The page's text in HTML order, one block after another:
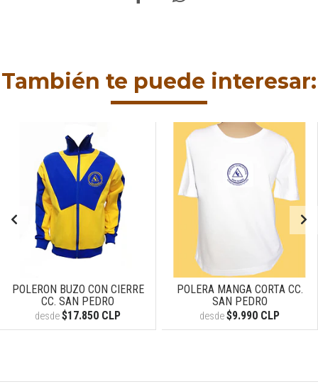
También te puede interesar:
POLERON BUZO CON CIERRE
CC. SAN PEDRO
desde$17.850 CLP
POLERA MANGA CORTA CC.
SAN PEDRO
desde$9.990 CLP